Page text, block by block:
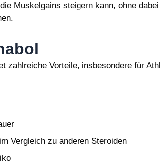
Muskelgains steigern kann, ohne
zahlreiche Vorteile, insbesondere für
Vergleich zu anderen Steroiden